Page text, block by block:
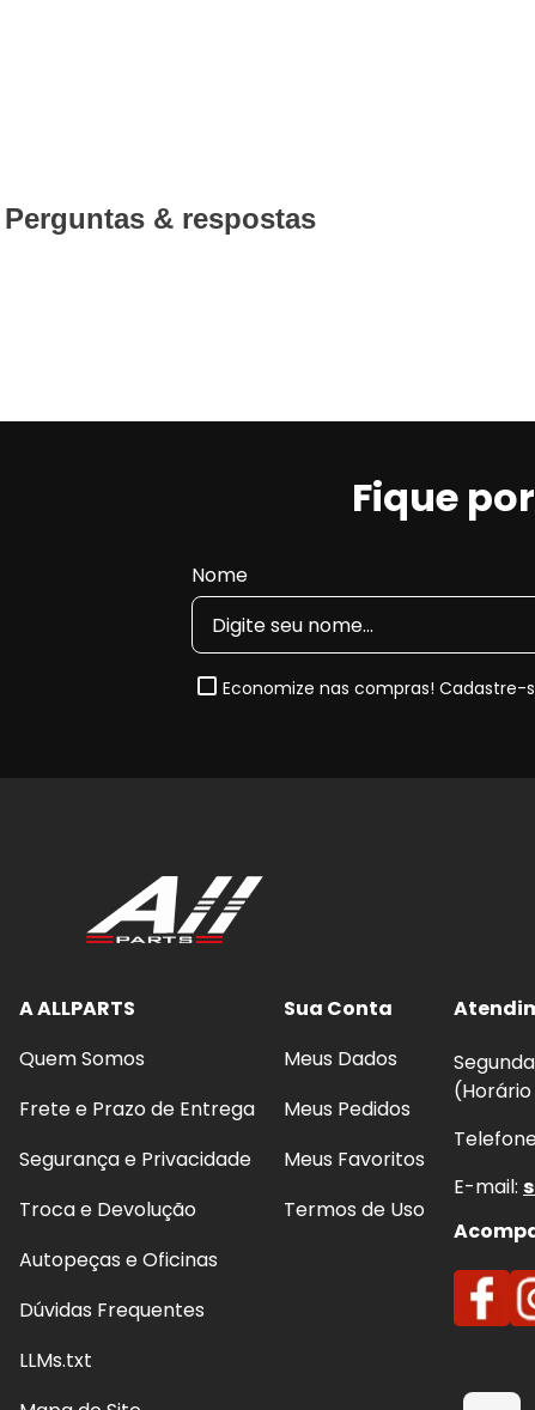
Perguntas & respostas
Fique
Nome
Economize nas compras! Cadastre-
A ALLPARTS
Quem Somos
Frete e Prazo de Entrega
Segurança e Privacidade
Troca e Devolução
Autopeças e Oficinas
Dúvidas Frequentes
LLMs.txt
Sua Conta
Meus Dados
Meus Pedidos
Meus Favoritos
Termos de Uso
E-mail: